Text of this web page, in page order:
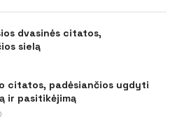
dvasinės citatos,
sielą
citatos, padėsiančios ugdyti
ir pasitikėjimą